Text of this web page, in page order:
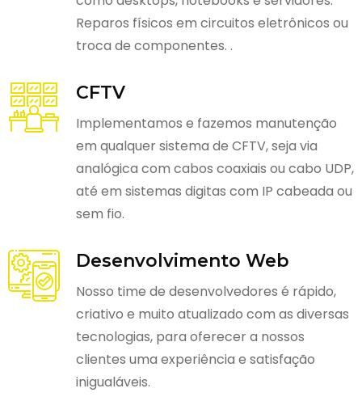
Reparos físicos em circuitos eletrônicos ou
troca de componentes. .
CFTV
Implementamos e fazemos manutenção
em qualquer sistema de CFTV, seja via
analógica com cabos coaxiais ou cabo UDP,
até em sistemas digitas com IP cabeada ou
sem fio.
Desenvolvimento Web
Nosso time de desenvolvedores é rápido,
criativo e muito atualizado com as diversas
tecnologias, para oferecer a nossos
clientes uma experiência e satisfação
inigualáveis.